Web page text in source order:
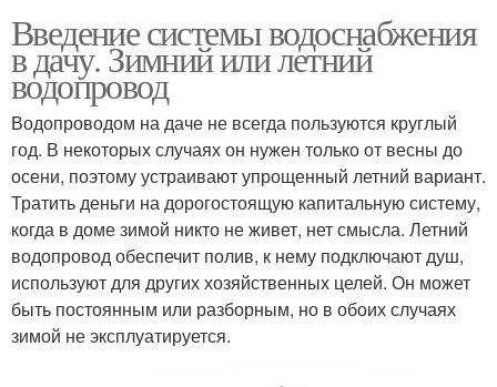
Введение системы водоснабжения
в дачу. Зимний или летний
водопровод
Водопроводом на даче не всегда пользуются круглый
год. В некоторых случаях он нужен только от весны до
осени, поэтому устраивают упрощенный летний вариант.
Тратить деньги на дорогостоящую капитальную систему,
когда в доме зимой никто не живет, нет смысла. Летний
водопровод обеспечит полив, к нему подключают душ,
используют для других хозяйственных целей. Он может
быть постоянным или разборным, но в обоих случаях
зимой не эксплуатируется.